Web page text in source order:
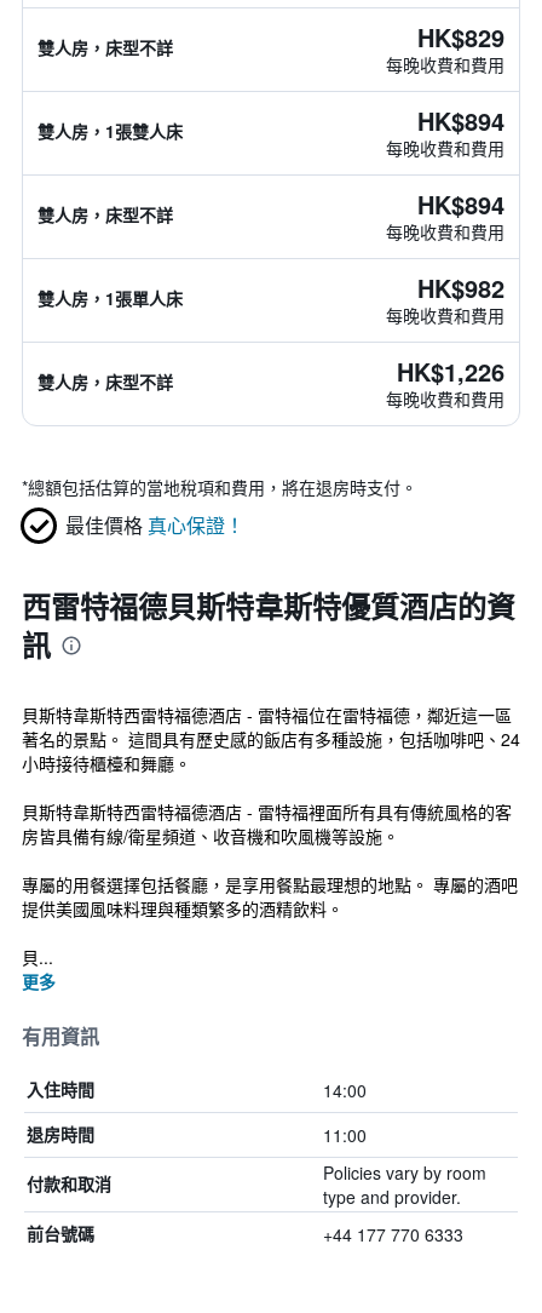
雙人房，床型不詳 HK$829
每晚收費和費用
雙人房，1張雙人床 HK$894
每晚收費和費用
雙人房，床型不詳 HK$894
每晚收費和費用
雙人房，1張單人床 HK$982
每晚收費和費用
雙人房，床型不詳 HK$1,226
每晚收費和費用
*總額包括估算的當地稅項和費用，將在退房時支付。
最佳價格 真心保證！
西雷特福德貝斯特韋斯特優質酒店的資
訊
貝斯特韋斯特西雷特福德酒店 - 雷特福位在雷特福德，鄰近這一區
著名的景點。 這間具有歷史感的飯店有多種設施，包括咖啡吧、24
小時接待櫃檯和舞廳。
貝斯特韋斯特西雷特福德酒店 - 雷特福裡面所有具有傳統風格的客
房皆具備有線/衛星頻道、收音機和吹風機等設施。
專屬的用餐選擇包括餐廳，是享用餐點最理想的地點。 專屬的酒吧
提供美國風味料理與種類繁多的酒精飲料。
貝...
更多
有用資訊
入住時間 14:00
退房時間 11:00
付款和取消
Policies vary by room
type and provider.
前台號碼 +44 177 770 6333